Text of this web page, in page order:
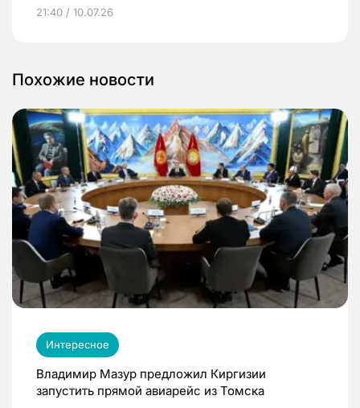
21:40 / 10.07.26
Похожие новости
Интересное
Владимир Мазур предложил Киргизии
запустить прямой авиарейс из Томска